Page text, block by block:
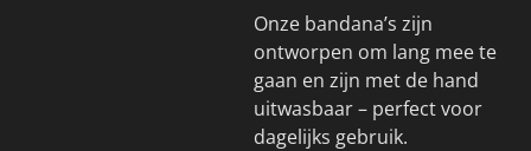
Onze bandana’s zijn
ontworpen om lang mee te
gaan en zijn met de hand
uitwasbaar – perfect voor
dagelijks gebruik.